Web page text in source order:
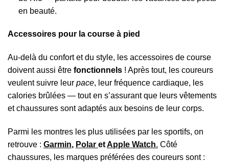
en beauté.
Accessoires pour la course à pied
Au-delà du confort et du style, les accessoires de course
doivent aussi être fonctionnels ! Après tout, les coureurs
veulent suivre leur pace, leur fréquence cardiaque, les
calories brûlées — tout en s’assurant que leurs vêtements
et chaussures sont adaptés aux besoins de leur corps.
Parmi les montres les plus utilisées par les sportifs, on
retrouve : Garmin, Polar etApple Watch. Côté
chaussures, les marques préférées des coureurs sont :